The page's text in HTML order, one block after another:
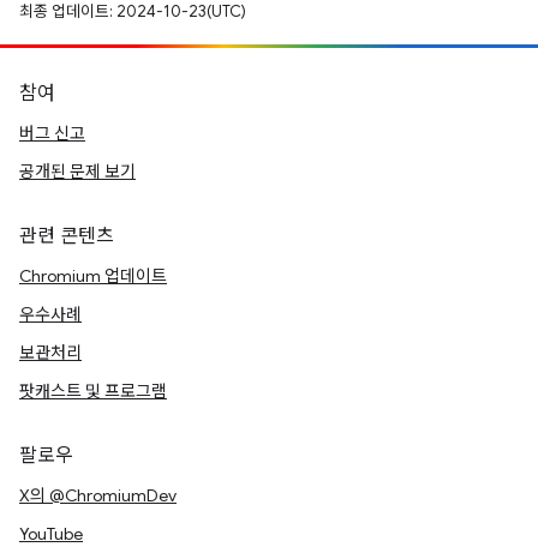
최종 업데이트: 2024-10-23(UTC)
참여
버그 신고
공개된 문제 보기
관련 콘텐츠
Chromium 업데이트
우수사례
보관처리
팟캐스트 및 프로그램
팔로우
X의 @ChromiumDev
YouTube